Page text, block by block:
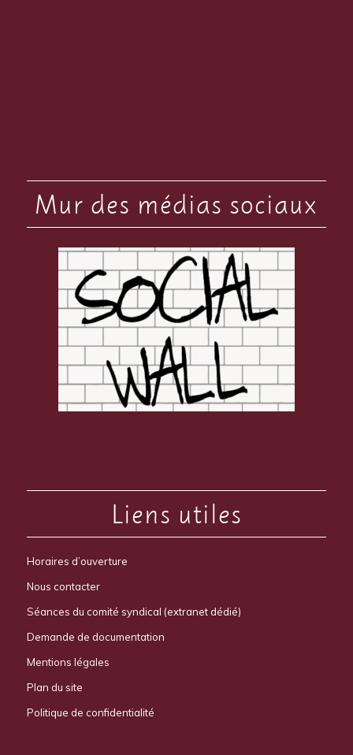
Mur des médias sociaux
Liens utiles
Horaires d’ouverture
Nous contacter
Séances du comité syndical (extranet dédié)
Demande de documentation
Mentions légales
Plan du site
Politique de confidentialité